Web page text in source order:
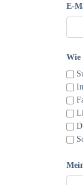
E-
Wie